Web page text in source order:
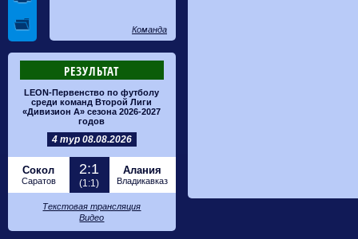
Команда
РЕЗУЛЬТАТ
LEON-Первенство по футболу
среди команд Второй Лиги
«Дивизион А» сезона 2026-2027
годов
4 тур 08.08.2026
Сокол
Саратов
2:1
(1:1)
Алания
Владикавказ
Текстовая трансляция
Видео